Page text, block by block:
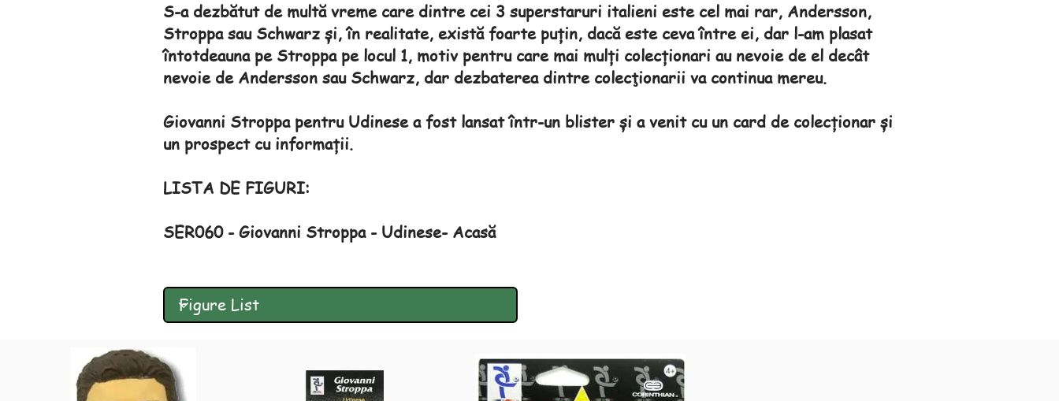
S-a dezbătut de multă vreme care dintre cei 3 superstaruri italieni este cel mai rar, Andersson,
Stroppa sau Schwarz și, în realitate, există foarte puțin, dacă este ceva între ei, dar l-am plasat
întotdeauna pe Stroppa pe locul 1, motiv pentru care mai mulți colecționari au nevoie de el decât
nevoie de Andersson sau Schwarz, dar dezbaterea dintre colecţionarii va continua mereu.
Giovanni Stroppa pentru Udinese a fost lansat într-un blister și a venit cu un card de colecționar și
un prospect cu informații.
LISTA DE FIGURI:
SER060 - Giovanni Stroppa - Udinese- Acasă